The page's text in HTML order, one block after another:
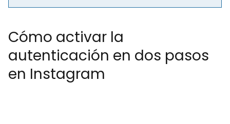
Cómo activar la
autenticación en dos pasos
en Instagram